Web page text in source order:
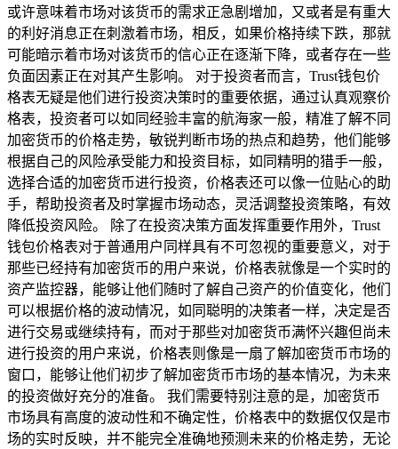
或许意味着市场对该货币的需求正急剧增加，又或者是有重大
的利好消息正在刺激着市场，相反，如果价格持续下跌，那就
可能暗示着市场对该货币的信心正在逐渐下降，或者存在一些
负面因素正在对其产生影响。 对于投资者而言，Trust钱包价
格表无疑是他们进行投资决策时的重要依据，通过认真观察价
格表，投资者可以如同经验丰富的航海家一般，精准了解不同
加密货币的价格走势，敏锐判断市场的热点和趋势，他们能够
根据自己的风险承受能力和投资目标，如同精明的猎手一般，
选择合适的加密货币进行投资，价格表还可以像一位贴心的助
手，帮助投资者及时掌握市场动态，灵活调整投资策略，有效
降低投资风险。 除了在投资决策方面发挥重要作用外，Trust
钱包价格表对于普通用户同样具有不可忽视的重要意义，对于
那些已经持有加密货币的用户来说，价格表就像是一个实时的
资产监控器，能够让他们随时了解自己资产的价值变化，他们
可以根据价格的波动情况，如同聪明的决策者一样，决定是否
进行交易或继续持有，而对于那些对加密货币满怀兴趣但尚未
进行投资的用户来说，价格表则像是一扇了解加密货币市场的
窗口，能够让他们初步了解加密货币市场的基本情况，为未来
的投资做好充分的准备。 我们需要特别注意的是，加密货币
市场具有高度的波动性和不确定性，价格表中的数据仅仅是市
场的实时反映，并不能完全准确地预测未来的价格走势，无论